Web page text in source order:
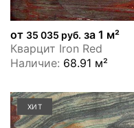
от 35 035 руб. за 1 м²
Кварцит Iron Red
Наличие: 68.91 м²
ХИТ